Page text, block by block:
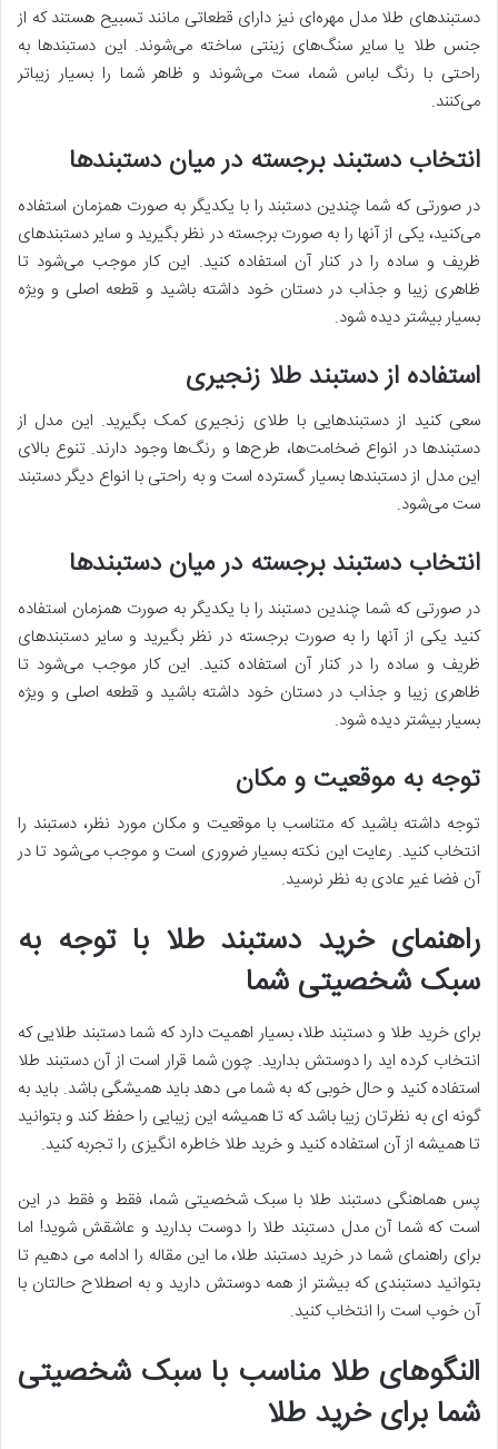
دستبندهای طلا مدل مهره‌ای نیز دارای قطعاتی مانند تسبیح هستند که از
جنس طلا یا سایر سنگ‌های زینتی ساخته می‌شوند. این دستبندها به
راحتی با رنگ لباس شما، ست می‌شوند و ظاهر شما را بسیار زیباتر
می‌کنند.
انتخاب دستبند برجسته در میان دستبندها
در صورتی که شما چندین دستبند را با یکدیگر به صورت همزمان استفاده
می‌کنید، یکی از آنها را به صورت برجسته در نظر بگیرید و سایر دستبندهای
ظریف و ساده را در کنار آن استفاده کنید. این کار موجب می‌شود تا
ظاهری زیبا و جذاب در دستان خود داشته باشید و قطعه اصلی و ویژه
بسیار بیشتر دیده شود.
استفاده از دستبند طلا زنجیری
سعی کنید از دستبندهایی با طلای زنجیری کمک بگیرید. این مدل از
دستبندها در انواع ضخامت‌ها، طرح‌ها و رنگ‌ها وجود دارند. تنوع بالای
این مدل از دستبندها بسیار گسترده است و به راحتی با انواع دیگر دستبند
ست می‌شود.
انتخاب دستبند برجسته در میان دستبندها
در صورتی که شما چندین دستبند را با یکدیگر به صورت همزمان استفاده
کنید یکی از آنها را به صورت برجسته در نظر بگیرید و سایر دستبندهای
ظریف و ساده را در کنار آن استفاده کنید. این کار موجب می‌شود تا
ظاهری زیبا و جذاب در دستان خود داشته باشید و قطعه اصلی و ویژه
بسیار بیشتر دیده شود.
توجه به موقعیت و مکان
توجه داشته باشید که متناسب با موقعیت و مکان مورد نظر، دستبند را
انتخاب کنید. رعایت این نکته بسیار ضروری است و موجب می‌شود تا در
آن فضا غیر عادی به نظر نرسید.
راهنمای خرید دستبند طلا با توجه به
سبک شخصیتی شما
برای خرید طلا و دستبند طلا، بسیار اهمیت دارد که شما دستبند طلایی که
انتخاب کرده اید را دوستش بدارید. چون شما قرار است از آن دستبند طلا
استفاده کنید و حال خوبی که به شما می دهد باید همیشگی باشد. باید به
گونه ای به نظرتان زیبا باشد که تا همیشه این زیبایی را حفظ کند و بتوانید
تا همیشه از آن استفاده کنید و خرید طلا خاطره انگیزی را تجربه کنید.
پس هماهنگی دستبند طلا با سبک شخصیتی شما، فقط و فقط در این
است که شما آن مدل دستبند طلا را دوست بدارید و عاشقش شوید! اما
برای راهنمای شما در خرید دستبند طلا، ما این مقاله را ادامه می دهیم تا
بتوانید دستبندی که بیشتر از همه دوستش دارید و به اصطلاح حالتان با
آن خوب است را انتخاب کنید.
النگوهای طلا مناسب با سبک شخصیتی
شما برای خرید طلا